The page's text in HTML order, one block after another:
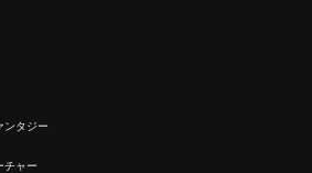
ンタジー
チャー